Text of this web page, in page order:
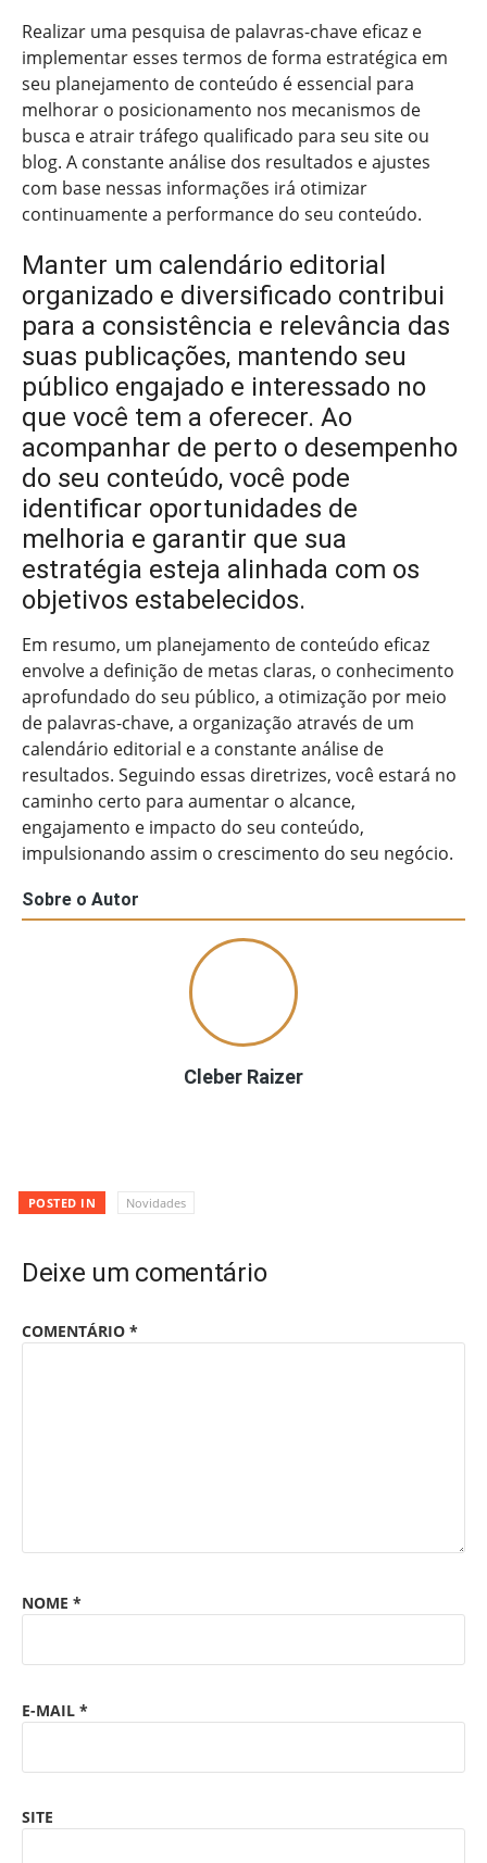
Realizar uma pesquisa de palavras-chave eficaz e
implementar esses termos de forma estratégica em
seu planejamento de conteúdo é essencial para
melhorar o posicionamento nos mecanismos de
busca e atrair tráfego qualificado para seu site ou
blog. A constante análise dos resultados e ajustes
com base nessas informações irá otimizar
continuamente a performance do seu conteúdo.
Manter um calendário editorial
organizado e diversificado contribui
para a consistência e relevância das
suas publicações, mantendo seu
público engajado e interessado no
que você tem a oferecer. Ao
acompanhar de perto o desempenho
do seu conteúdo, você pode
identificar oportunidades de
melhoria e garantir que sua
estratégia esteja alinhada com os
objetivos estabelecidos.
Em resumo, um planejamento de conteúdo eficaz
envolve a definição de metas claras, o conhecimento
aprofundado do seu público, a otimização por meio
de palavras-chave, a organização através de um
calendário editorial e a constante análise de
resultados. Seguindo essas diretrizes, você estará no
caminho certo para aumentar o alcance,
engajamento e impacto do seu conteúdo,
impulsionando assim o crescimento do seu negócio.
Sobre o Autor
Cleber Raizer
POSTED IN Novidades
Deixe um comentário
COMENTÁRIO *
NOME *
E-MAIL *
SITE